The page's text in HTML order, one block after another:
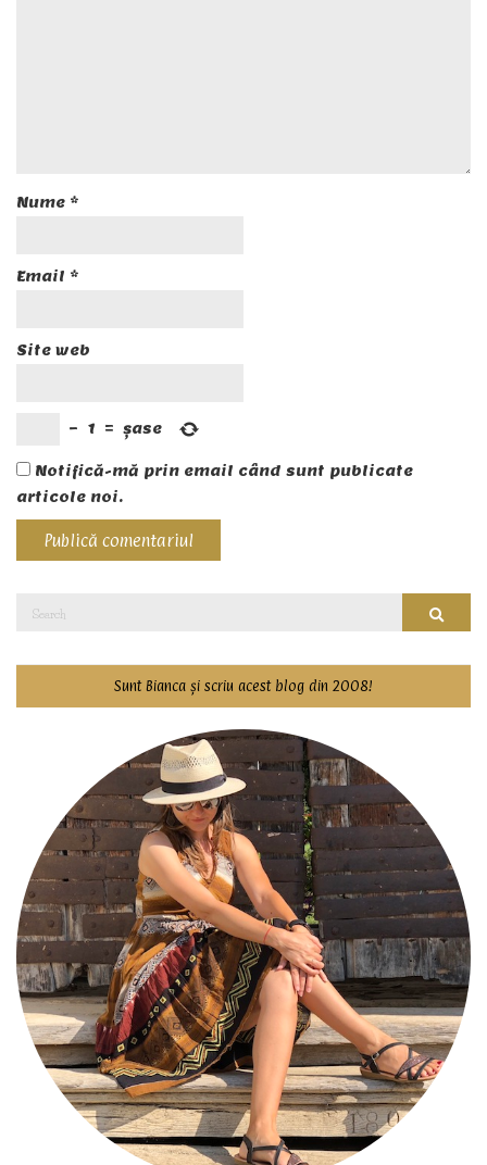
Nume *
Email *
Site web
− 1 = șase
Notifică-mă prin email când sunt publicate
articole noi.
Sunt Bianca și scriu acest blog din 2008!